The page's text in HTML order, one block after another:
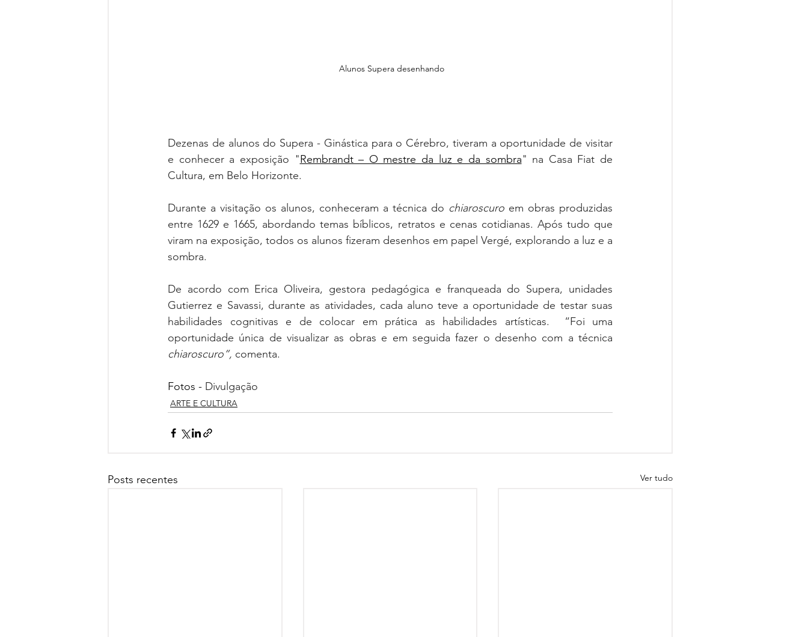
Alunos Supera desenhando
Dezenas de alunos do Supera - Ginástica para o Cérebro, tiveram a oportunidade de visitar
e conhecer a exposição "Rembrandt – O mestre da luz e da sombra" na Casa Fiat de
Cultura, em Belo Horizonte.
Durante a visitação os alunos, conheceram a técnica do chiaroscuro em obras produzidas
entre 1629 e 1665, abordando temas bíblicos, retratos e cenas cotidianas. Após tudo que
viram na exposição, todos os alunos fizeram desenhos em papel Vergé, explorando a luz e a
sombra.
De acordo com Erica Oliveira, gestora pedagógica e franqueada do Supera, unidades
Gutierrez e Savassi, durante as atividades, cada aluno teve a oportunidade de testar suas
habilidades cognitivas e de colocar em prática as habilidades artísticas.  “Foi uma
chiaroscuro”, comenta.
Fotos - Divulgação
ARTE E CULTURA
Posts recentes Ver tudo